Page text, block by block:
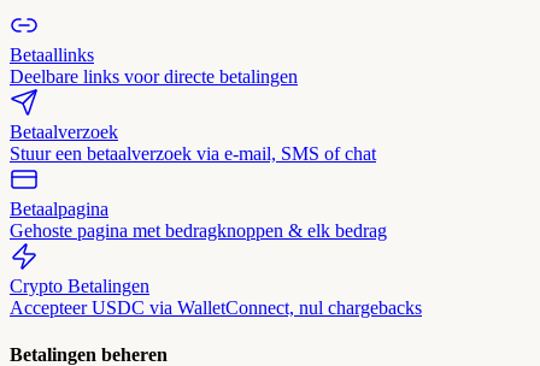
Betaallinks
Deelbare links voor directe betalingen
Betaalverzoek
Stuur een betaalverzoek via e-mail, SMS of chat
Betaalpagina
Gehoste pagina met bedragknoppen & elk bedrag
Crypto Betalingen
Accepteer USDC via WalletConnect, nul chargebacks
Betalingen beheren